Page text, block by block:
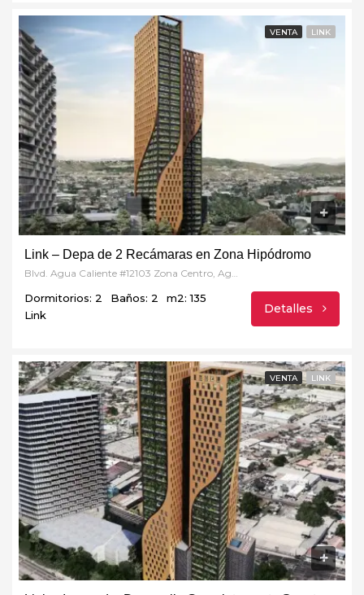
VENTA LINK
Link – Depa de 2 Recámaras en Zona Hipódromo
Dormitorios: 2 Baños: 2
m2: 135
Link
Detalles
VENTA LINK